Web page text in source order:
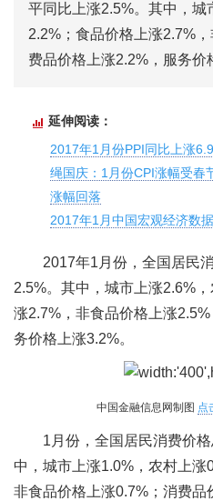
平同比上涨2.5%。其中，城
2.2%；食品价格上涨2.7%
费品价格上涨2.2%，服务价
延伸阅读：
2017年1月份PPI同比上涨
绳国庆：1月份CPI涨幅受春
涨幅回落
2017年1月中国宏观经济数据
2017年1月份，全国居民
2.5%。其中，城市上涨2.6%
涨2.7%，非食品价格上涨
务价格上涨3.2%。
中国金融信息网制图 点
1月份，全国居民消费价
中，城市上涨1.0%，农村上涨
非食品价格上涨0.7%；消费品